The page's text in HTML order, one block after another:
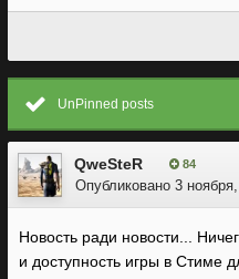
UnPinned posts
QweSteR 84
Опубликовано 3
Новость ради новости...
и доступность игры в Стиме